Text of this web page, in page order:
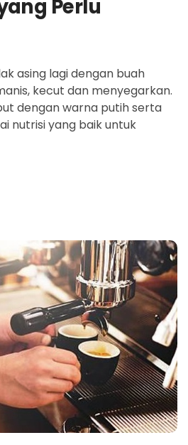
Perlu
asing lagi dengan buah
kecut dan menyegarkan.
dengan warna putih serta
nutrisi yang baik untuk